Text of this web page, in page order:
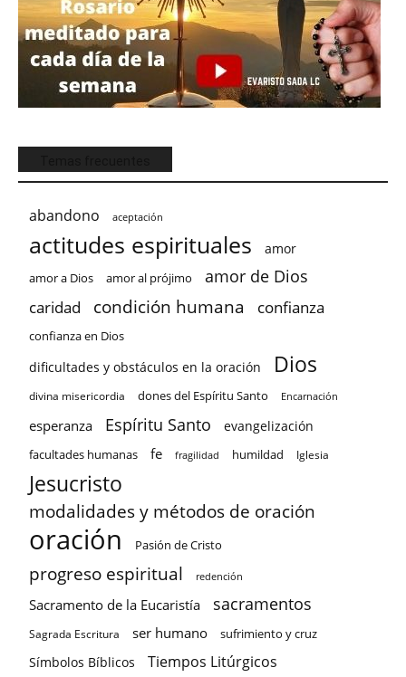
abandono aceptación
actitudes espirituales amor
amor a Dios amor al prójimo amor de Dios
caridad condición humana confianza
confianza en Dios
dificultades y obstáculos en la oración Dios
divina misericordia dones del Espíritu Santo Encarnación
esperanza Espíritu Santo evangelización
facultades humanas fe fragilidad humildad Iglesia
Jesucristo
modalidades y métodos de oración
oración Pasión de Cristo
progreso espiritual redención
Sacramento de la Eucaristía sacramentos
Sagrada Escritura ser humano sufrimiento y cruz
Símbolos Bíblicos Tiempos Litúrgicos